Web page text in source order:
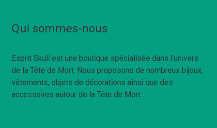
Qui sommes-nous
Esprit Skull est une boutique spécialisée dans l'univers
de la Tête de Mort. Nous proposons de nombreux bijoux,
vêtements, objets de décorations ainsi que des
accessoires autour de la Tête de Mort.